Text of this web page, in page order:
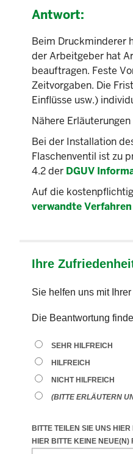
Antwort:
Beim Druckminderer
der Arbeitgeber hat
beauftragen. Feste
Zeitvorgaben. Die
Einflüsse usw.)
Nähere
Bei der Installation
Flaschenventil ist zu
4.2 der DGUV
Auf die
verwandte